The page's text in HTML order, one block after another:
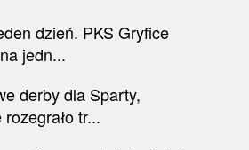
dzień. PKS Gryfice
jedn...
derby dla Sparty,
tr...